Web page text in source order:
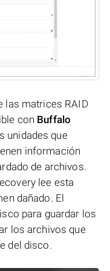
las matrices RAID
con Buffalo
unidades que
información
de archivos.
lee esta
dañado. El
para guardar los
los archivos que
del disco.